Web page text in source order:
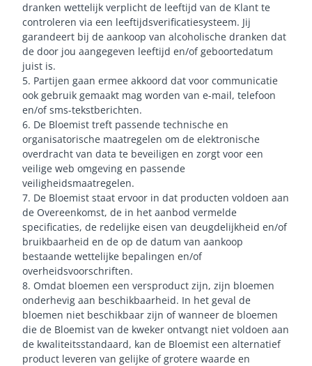
dranken wettelijk verplicht de leeftijd van de Klant te
controleren via een leeftijdsverificatiesysteem. Jij
garandeert bij de aankoop van alcoholische dranken dat
de door jou aangegeven leeftijd en/of geboortedatum
juist is.
5. Partijen gaan ermee akkoord dat voor communicatie
ook gebruik gemaakt mag worden van e-mail, telefoon
en/of sms-tekstberichten.
6. De Bloemist treft passende technische en
organisatorische maatregelen om de elektronische
overdracht van data te beveiligen en zorgt voor een
veilige web omgeving en passende
veiligheidsmaatregelen.
7. De Bloemist staat ervoor in dat producten voldoen aan
de Overeenkomst, de in het aanbod vermelde
specificaties, de redelijke eisen van deugdelijkheid en/of
bruikbaarheid en de op de datum van aankoop
bestaande wettelijke bepalingen en/of
overheidsvoorschriften.
8. Omdat bloemen een versproduct zijn, zijn bloemen
onderhevig aan beschikbaarheid. In het geval de
bloemen niet beschikbaar zijn of wanneer de bloemen
die de Bloemist van de kweker ontvangt niet voldoen aan
de kwaliteitsstandaard, kan de Bloemist een alternatief
product leveren van gelijke of grotere waarde en